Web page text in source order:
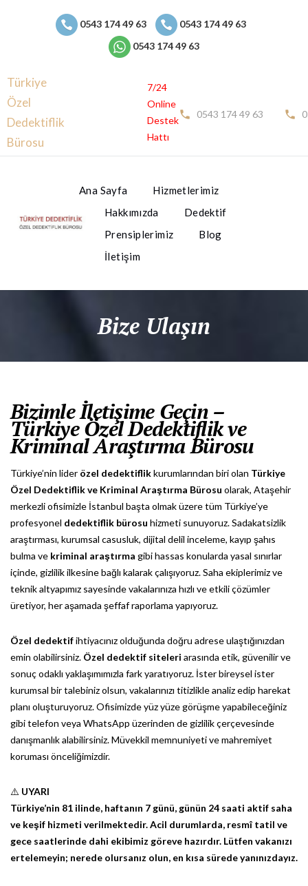
0543 174 49 63
0543 174 49 63
0543 174 49 63
Türkiye
Özel
Dedektiflik
Bürosu
7/24
Online
Destek
Hattı
0543 174 49 63
Ana Sayfa
Hizmetlerimiz
Hakkımızda
Dedektif
Prensiplerimiz
Blog
İletişim
Bize Ulaşın
Bizimle İletişime Geçin –
Türkiye Özel Dedektiflik ve
Kriminal Araştırma Bürosu
Türkiye’nin lider özel dedektiflikkurumlarından biri olan Türkiye
Özel Dedektiflik ve Kriminal Araştırma Bürosu olarak, Ataşehir
merkezli ofisimizle İstanbul başta olmak üzere tüm Türkiye’ye
profesyonel dedektiflik bürosu hizmeti sunuyoruz. Sadakatsizlik
araştırması, kurumsal casusluk, dijital delil inceleme, kayıp şahıs
bulma ve kriminal araştırma gibi hassas konularda yasal sınırlar
içinde, gizlilik ilkesine bağlı kalarak çalışıyoruz. Saha ekiplerimiz ve
teknik altyapımız sayesinde vakalarınıza hızlı ve etkili çözümler
üretiyor, her aşamada şeffaf raporlama yapıyoruz.
Özel dedektifihtiyacınız olduğunda doğru adrese ulaştığınızdan
emin olabilirsiniz. Özel dedektif siteleri arasında etik, güvenilir ve
sonuç odaklı yaklaşımımızla fark yaratıyoruz. İster bireysel ister
kurumsal bir talebiniz olsun, vakalarınızı titizlikle analiz edip harekat
planı oluşturuyoruz. Ofisimizde yüz yüze görüşme yapabileceğiniz
gibi telefon veya WhatsApp üzerinden de gizlilik çerçevesinde
danışmanlık alabilirsiniz. Müvekkil memnuniyeti ve mahremiyet
koruması önceliğimizdir.
⚠️ UYARI
Türkiye’nin 81 ilinde, haftanın 7 günü, günün 24 saati aktif saha
ve keşif hizmeti verilmektedir. Acil durumlarda, resmî tatil ve
gece saatlerinde dahi ekibimiz göreve hazırdır. Lütfen vakanızı
ertelemeyin; nerede olursanız olun, en kısa sürede yanınızdayız.